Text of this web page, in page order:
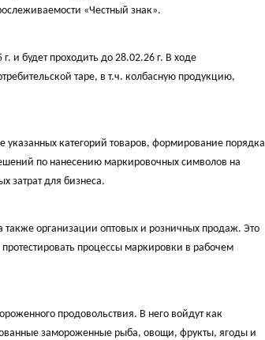
«Честный знак».
и будет проходить до 28.02.26 г. В ходе
таре, в т.ч. колбасную продукцию,
указанных категорий товаров, формирование порядка
по нанесению маркировочных символов на
затрат для бизнеса.
также организации оптовых и розничных продаж. Это
процессы маркировки в рабочем
продовольствия. В него войдут как
замороженные рыба, овощи, фрукты, ягоды и